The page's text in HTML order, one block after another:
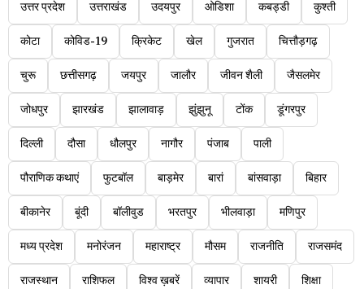
उत्तर प्रदेश उत्तराखंड उदयपुर ओडिशा कबड्डी कुश्ती
कोटा कोविड-19 क्रिकेट खेल गुजरात चित्तौड़गढ़
चुरू छत्तीसगढ़ जयपुर जालौर जीवन शैली जैसलमेर
जोधपुर झारखंड झालावाड़ झुंझुनू टोंक डूंगरपुर
दिल्ली दौसा धौलपुर नागौर पंजाब पाली
पौराणिक कथाएं फुटबॉल बाड़मेर बारां बांसवाड़ा बिहार
बीकानेर बूंदी बॉलीवुड भरतपुर भीलवाड़ा मणिपुर
मध्य प्रदेश मनोरंजन महाराष्ट्र मौसम राजनीति राजसमंद
राजस्थान राशिफल विश्व ख़बरें व्यापार शायरी शिक्षा